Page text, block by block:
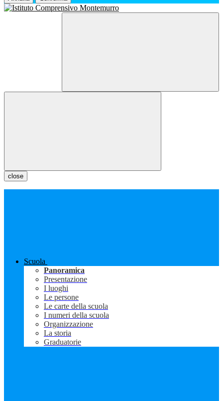
close
Scuola
Panoramica
Presentazione
I luoghi
Le persone
Le carte della scuola
I numeri della scuola
Organizzazione
La storia
Graduatorie